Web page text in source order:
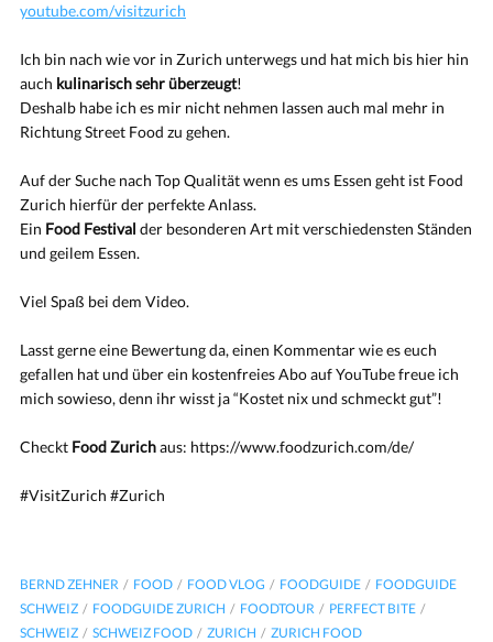
youtube.com/visitzurich
Ich bin nach wie vor in Zurich unterwegs und hat mich bis hier hin
auch kulinarisch sehr überzeugt!
Deshalb habe ich es mir nicht nehmen lassen auch mal mehr in
Richtung Street Food zu gehen.
Auf der Suche nach Top Qualität wenn es ums Essen geht ist Food
Zurich hierfür der perfekte Anlass.
Ein Food Festival der besonderen Art mit verschiedensten Ständen
und geilem Essen.
Viel Spaß bei dem Video.
Lasst gerne eine Bewertung da, einen Kommentar wie es euch
gefallen hat und über ein kostenfreies Abo auf YouTube freue ich
mich sowieso, denn ihr wisst ja “Kostet nix und schmeckt gut”!
Checkt Food Zurichaus: https://www.foodzurich.com/de/
#VisitZurich #Zurich
BERND ZEHNER FOOD FOOD VLOG FOODGUIDE
FOODGUIDE
SCHWEIZ
FOODGUIDE ZURICH FOODTOUR
PERFECT BITE
SCHWEIZ
SCHWEIZ FOOD ZURICH ZURICH FOOD